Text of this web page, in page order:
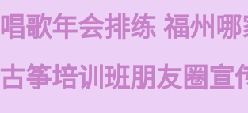
唱歌年会排练 福州
古筝培训班朋友圈宣